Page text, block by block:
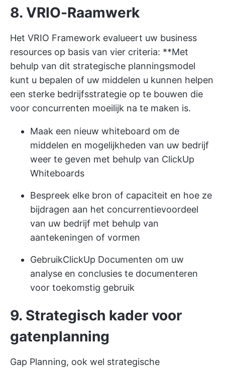
8. VRIO-Raamwerk
Het VRIO Framework evalueert uw business
resources op basis van vier criteria: **Met
behulp van dit strategische planningsmodel
kunt u bepalen of uw middelen u kunnen helpen
een sterke bedrijfsstrategie op te bouwen die
voor concurrenten moeilijk na te maken is.
Maak een nieuw whiteboard om de
middelen en mogelijkheden van uw bedrijf
weer te geven met behulp van ClickUp
Whiteboards
Bespreek elke bron of capaciteit en hoe ze
bijdragen aan het concurrentievoordeel
van uw bedrijf met behulp van
aantekeningen of vormen
GebruikClickUp Documenten om uw
analyse en conclusies te documenteren
voor toekomstig gebruik
9. Strategisch kader voor
gatenplanning
Gap Planning, ook wel strategische